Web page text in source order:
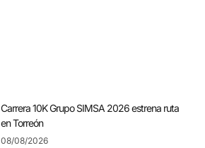
Carrera 10K Grupo SIMSA 2026 estrena ruta
en Torreón
08/08/2026